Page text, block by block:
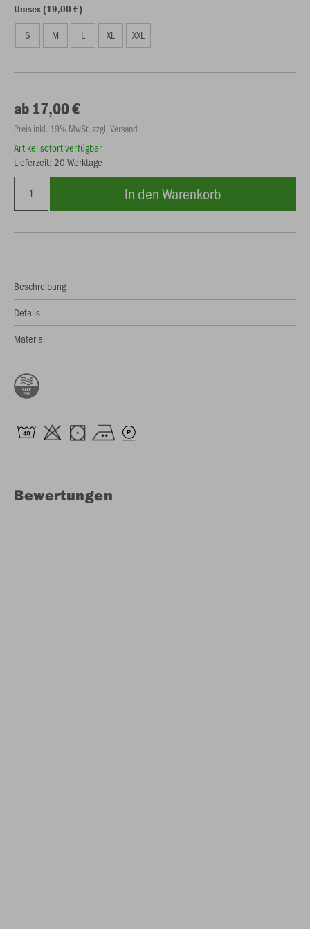
Unisex (19,00 €)
S M L XL XXL
ab 17,00 €
Preis inkl. 19% MwSt. zzgl. Versand
Artikel sofort verfügbar
Lieferzeit: 20 Werktage
In den Warenkorb
Beschreibung
Details
Material
Bewertungen